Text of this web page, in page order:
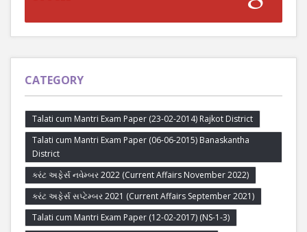
CATEGORY
Talati cum Mantri Exam Paper (23-02-2014) Rajkot District
Talati cum Mantri Exam Paper (06-06-2015) Banaskantha
District
કરંટ અફેર્સ નવેમ્બર 2022 (Current Affairs November 2022)
કરંટ અફેર્સ સપ્ટેમ્બર 2021 (Current Affairs September 2021)
Talati cum Mantri Exam Paper (12-02-2017) (NS-1-3)